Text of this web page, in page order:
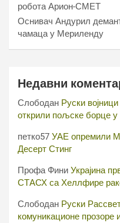
робота Арион-СМЕТ
Оснивач Андурил
чамаца у Мериленду
Недавни
Слободан Руски
открили пољске борце
петко57 УАЕ опремили
Десерт Стинг
Профа Фини Украјина
СТАСХ са Хеллфире
Слободан Руски
комуникационе прозоре